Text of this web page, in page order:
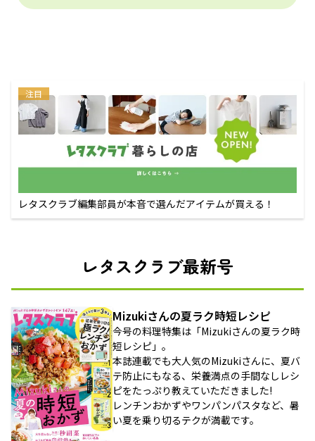
注目
レタスクラブ編集部員が本音で選んだアイテムが買える！
レタスクラブ最新号
Mizukiさんの夏ラク時短レシピ
今号の料理特集は「Mizukiさんの夏ラク時
短レシピ」。
本誌連載でも大人気のMizukiさんに、夏バ
テ防止にもなる、栄養満点の手間なしレシ
ピをたっぷり教えていただきました!
レンチンおかずやワンパンパスタなど、暑
い夏を乗り切るテクが満載です。